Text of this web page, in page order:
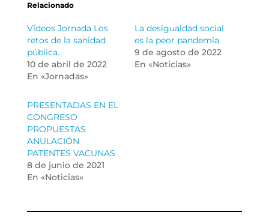
Relacionado
Vídeos Jornada Los
retos de la sanidad
pública.
10 de abril de 2022
En «Jornadas»
La desigualdad social
es la peor pandemia
9 de agosto de 2022
En «Noticias»
PRESENTADAS EN EL
CONGRESO
PROPUESTAS
ANULACIÓN
PATENTES VACUNAS
8 de junio de 2021
En «Noticias»